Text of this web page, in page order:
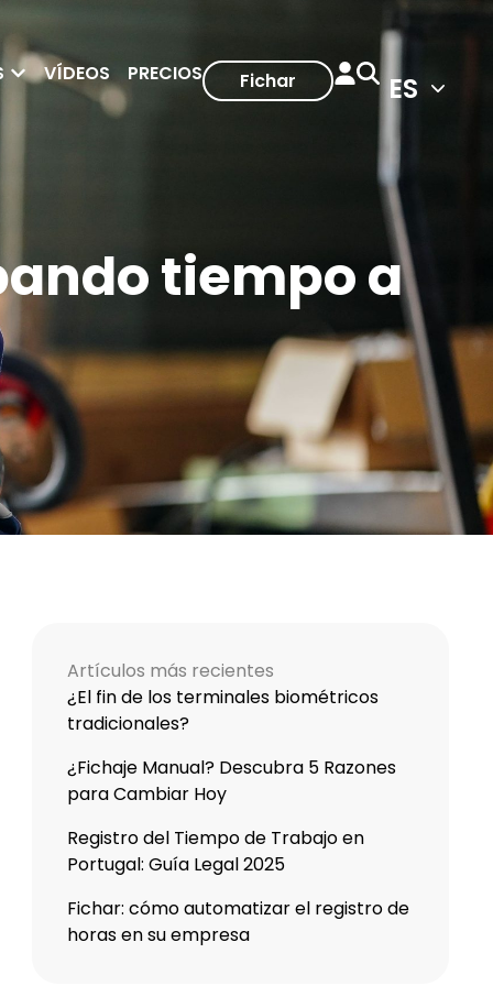
VÍDEOS PRECIOS Fichar
tiempo a
Artículos más recientes
¿El fin de los terminales biométricos
tradicionales?
¿Fichaje Manual? Descubra 5 Razones
para Cambiar Hoy
Registro del Tiempo de Trabajo en
Portugal: Guía Legal 2025
Fichar: cómo automatizar el registro de
horas en su empresa